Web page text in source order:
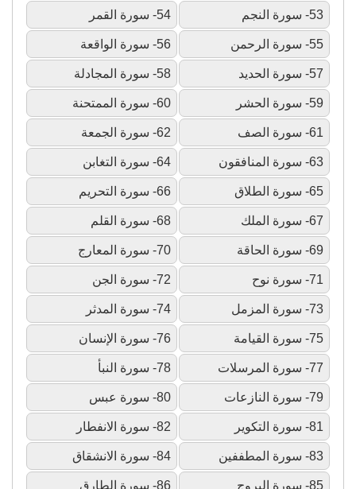
53- سورة النجم 54- سورة القمر
55- سورة الرحمن 56- سورة الواقعة
57- سورة الحديد 58- سورة المجادلة
59- سورة الحشر 60- سورة الممتحنة
61- سورة الصف 62- سورة الجمعة
63- سورة المنافقون 64- سورة التغابن
65- سورة الطلاق 66- سورة التحريم
67- سورة الملك 68- سورة القلم
69- سورة الحاقة 70- سورة المعارج
71- سورة نوح 72- سورة الجن
73- سورة المزمل 74- سورة المدثر
75- سورة القيامة 76- سورة الإنسان
77- سورة المرسلات 78- سورة النبأ
79- سورة النازعات 80- سورة عبس
81- سورة التكوير 82- سورة الانفطار
83- سورة المطففين 84- سورة الانشقاق
85- سورة البروج 86- سورة الطارق